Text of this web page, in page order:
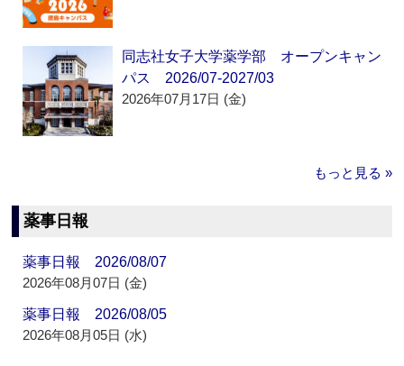
同志社女子大学薬学部 オープンキャン
パス 2026/07-2027/03
2026年07月17日 (金)
もっと見る »
薬事日報
薬事日報 2026/08/07
2026年08月07日 (金)
薬事日報 2026/08/05
2026年08月05日 (水)